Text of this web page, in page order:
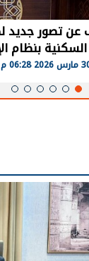
عن تصور جديد
بنظام